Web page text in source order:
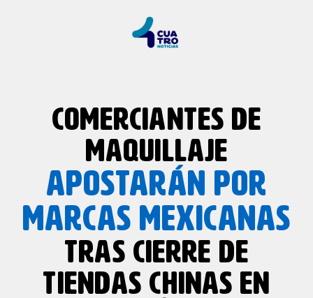
COMERCIANTES DE
MAQUILLAJE
APOSTARÁN POR
MARCAS MEXICANAS
TRAS CIERRE DE
TIENDAS CHINAS EN